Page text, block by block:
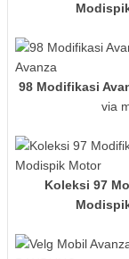
98 Modifikasi
via
Koleksi 97